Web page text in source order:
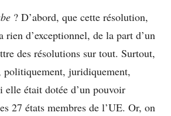
? D’abord, que cette résolution,
d’exceptionnel, de la part d’un
des résolutions sur tout. Surtout,
politiquement, juridiquement,
elle était dotée d’un pouvoir
27 états membres de l’UE. Or, on